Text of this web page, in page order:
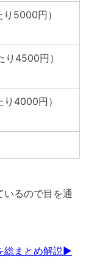
5000円）
り4500円）
4000円）
いるので目を通
総まとめ解説▶